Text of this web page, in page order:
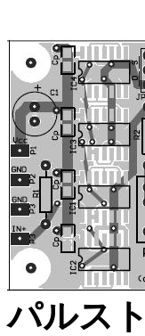
パルス